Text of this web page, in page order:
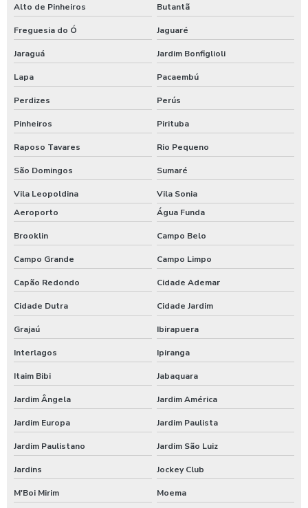
Alto de Pinheiros Butantã
Freguesia do Ó Jaguaré
Jaraguá Jardim Bonfiglioli
Lapa Pacaembú
Perdizes Perús
Pinheiros Pirituba
Raposo Tavares Rio Pequeno
São Domingos Sumaré
Vila Leopoldina
Vila Sonia
Aeroporto
Água Funda
Brooklin Campo Belo
Campo Grande Campo Limpo
Capão Redondo Cidade Ademar
Cidade Dutra Cidade Jardim
Grajaú Ibirapuera
Interlagos Ipiranga
Itaim Bibi Jabaquara
Jardim Ângela Jardim América
Jardim Europa Jardim Paulista
Jardim Paulistano Jardim São Luiz
Jardins Jockey Club
M'Boi Mirim Moema